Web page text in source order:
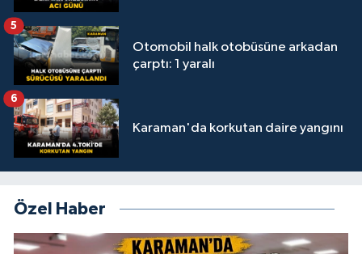
Otomobil halk otobüsüne arkadan
çarptı: 1 yaralı
5
Karaman'da korkutan daire yangını
6
Özel Haber